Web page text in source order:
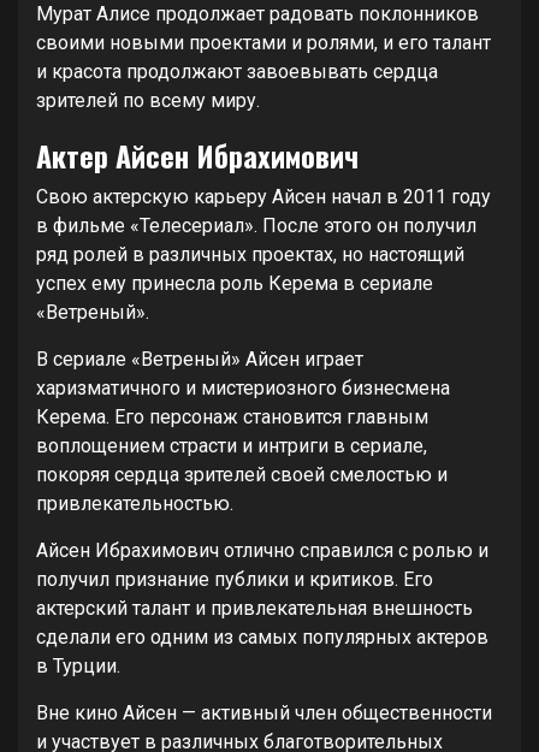
Мурат Алисе продолжает радовать поклонников
своими новыми проектами и ролями, и его талант
и красота продолжают завоевывать сердца
зрителей по всему миру.
Актер Айсен Ибрахимович
Свою актерскую карьеру Айсен начал в 2011 году
в фильме «Телесериал». После этого он получил
ряд ролей в различных проектах, но настоящий
успех ему принесла роль Керема в сериале
«Ветреный».
В сериале «Ветреный» Айсен играет
харизматичного и мистериозного бизнесмена
Керема. Его персонаж становится главным
воплощением страсти и интриги в сериале,
покоряя сердца зрителей своей смелостью и
привлекательностью.
Айсен Ибрахимович отлично справился с ролью и
получил признание публики и критиков. Его
актерский талант и привлекательная внешность
сделали его одним из самых популярных актеров
в Турции.
Вне кино Айсен — активный член общественности
и участвует в различных благотворительных